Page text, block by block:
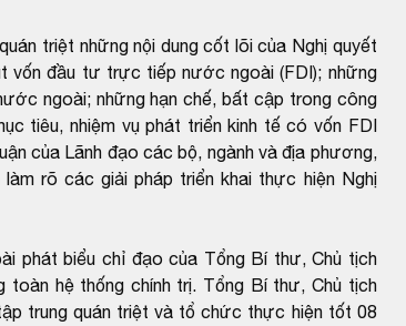
triệt những nội dung cốt lõi của Nghị quyết
vốn đầu tư trực tiếp nước ngoài (FDI); những
ngoài; những hạn chế, bất cập trong công
tiêu, nhiệm vụ phát triển kinh tế có vốn FDI
của Lãnh đạo các bộ, ngành và địa phương,
rõ các giải pháp triển khai thực hiện Nghị
phát biểu chỉ đạo của Tổng Bí thư, Chủ tịch
hệ thống chính trị. Tổng Bí thư, Chủ tịch
trung quán triệt và tổ chức thực hiện tốt 08